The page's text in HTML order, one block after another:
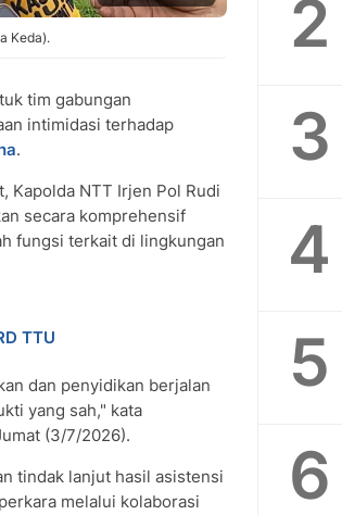
Keda).
tim gabungan
intimidasi terhadap
.
Kapolda NTT Irjen Pol Rudi
secara komprehensif
fungsi terkait di lingkungan
TTU
dan penyidikan berjalan
yang sah," kata
(3/7/2026).
tindak lanjut hasil asistensi
melalui kolaborasi
2
3
4
5
6